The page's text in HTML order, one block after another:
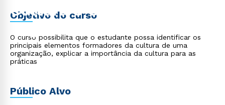
Cultura e Clima
Organizacional - 2 meses
Objetivo do curso
O curso possibilita que o estudante possa identificar os
principais elementos formadores da cultura de uma
organização, explicar a importância da cultura para as
práticas
Público Alvo